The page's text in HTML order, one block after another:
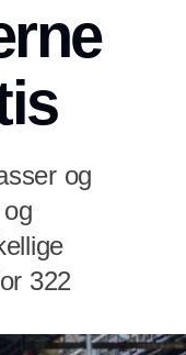
og
322